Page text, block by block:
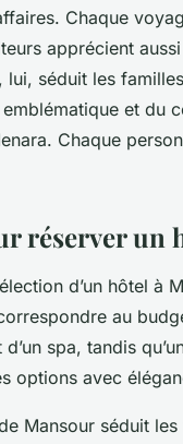
Chaque
apprécient
lui, séduit les
et du
Chaque
réserver un
d’un hôtel à
au
spa, tandis
options avec
Mansour séduit